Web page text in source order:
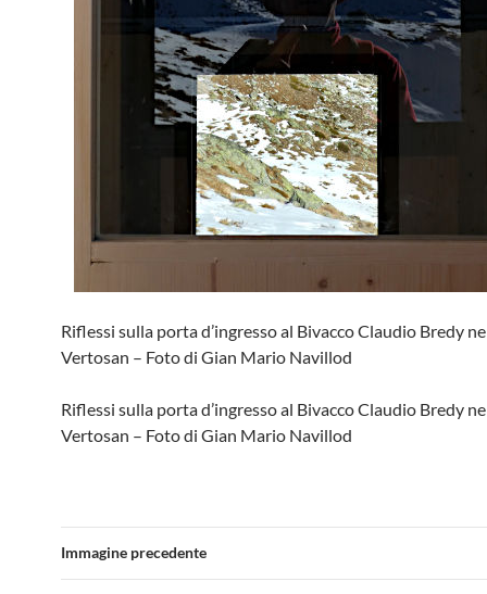
Riflessi sulla porta d’ingresso al Bivacco Claudio Bredy
Vertosan – Foto di Gian Mario Navillod
Riflessi sulla porta d’ingresso al Bivacco Claudio Bredy
Vertosan – Foto di Gian Mario Navillod
Immagine precedente